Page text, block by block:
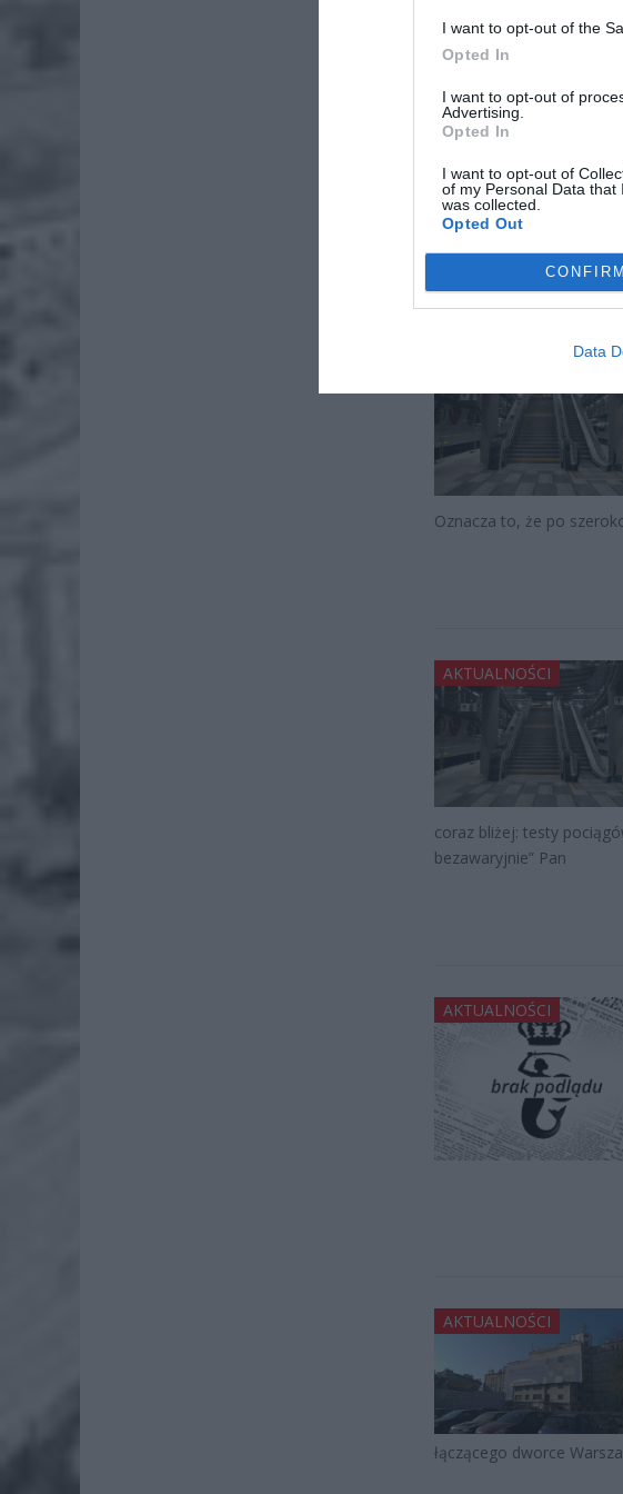
I want to opt-out of the
Opted In
I want to opt-out of
Advertising.
Opted In
I want to opt-out of
of my Personal Data that
was collected.
Opted Out
CONFIRM
Data
Oznacza to, że po
AKTUALNOŚCI
coraz bliżej: testy
bezawaryjnie” Pan
AKTUALNOŚCI
AKTUALNOŚCI
łączącego dworce